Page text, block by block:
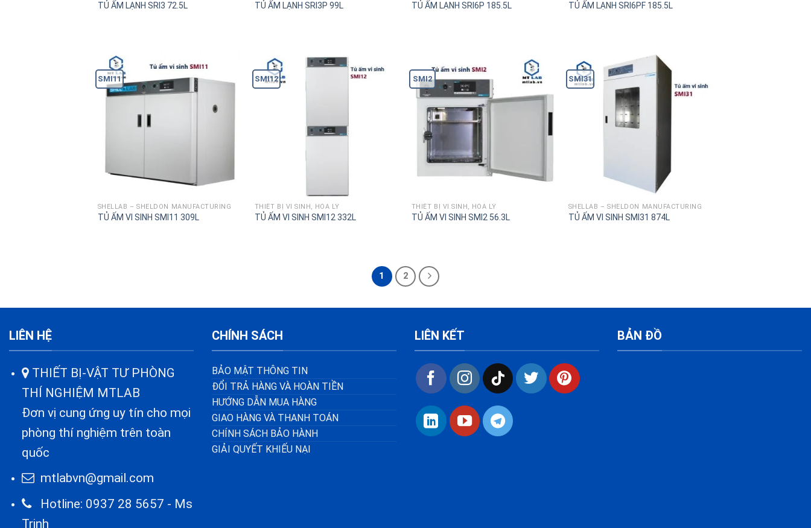
TỦ ẤM LẠNH SRI3 72.5L TỦ ẤM LẠNH SRI3P 99L TỦ ẤM LẠNH SRI6P 185.5L TỦ ẤM LẠNH SRI6PF 185.5L
SMI11
SHELLAB – SHELDON MANUFACTURING
TỦ ẤM VI SINH SMI11 309L
SMI12
THIÊT BỊ VI SINH, HÓA LÝ
TỦ ẤM VI SINH SMI12 332L
SMI2
THIÊT BỊ VI SINH, HÓA LÝ
TỦ ẤM VI SINH SMI2 56.3L
SMI31
SHELLAB – SHELDON MANUFACTURING
TỦ ẤM VI SINH SMI31 874L
1 2
LIÊN HỆ
THIẾT BỊ-VẬT TƯ PHÒNG
THÍ NGHIỆM MTLAB
Đơn vị cung ứng uy tín cho mọi
phòng thí nghiệm trên toàn
quốc
mtlabvn@gmail.com
Hotline: 0937 28 5657 - Ms
Trinh
CHÍNH SÁCH
BẢO MẬT THÔNG TIN
ĐỔI TRẢ HÀNG VÀ HOÀN TIỀN
HƯỚNG DẪN MUA HÀNG
GIAO HÀNG VÀ THANH TOÁN
CHÍNH SÁCH BẢO HÀNH
GIẢI QUYẾT KHIẾU NẠI
LIÊN KẾT BẢN ĐỒ